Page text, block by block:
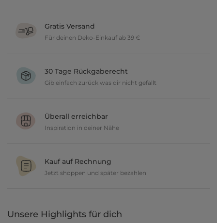
Gratis Versand
Für deinen Deko-Einkauf ab 39 €
30 Tage Rückgaberecht
Gib einfach zurück was dir nicht gefällt
Überall erreichbar
Inspiration in deiner Nähe
und lasse dich inspirieren.
Kauf auf Rechnung
Jetzt shoppen und später bezahlen
Unsere Highlights für dich